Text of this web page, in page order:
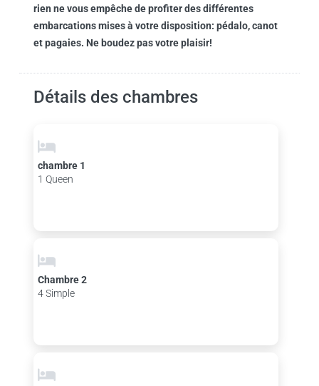
rien ne vous empêche de profiter des différentes
embarcations mises à votre disposition: pédalo, canot
et pagaies. Ne boudez pas votre plaisir!
Détails des chambres
chambre 1
1 Queen
Chambre 2
4 Simple